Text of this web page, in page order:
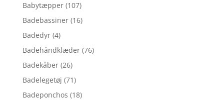
Babytæpper (107)
Badebassiner (16)
Badedyr (4)
Badehåndklæder (76)
Badekåber (26)
Badelegetøj (71)
Badeponchos (18)